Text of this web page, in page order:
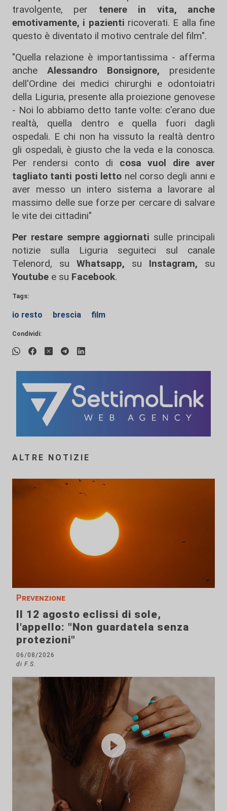
travolgente, per tenere in vita, anche
emotivamente, i pazienti ricoverati. E alla fine
questo è diventato il motivo centrale del film".
"Quella relazione è importantissima - afferma
anche Alessandro Bonsignore, presidente
dell'Ordine dei medici chirurghi e odontoiatri
della Liguria, presente alla proiezione genovese
- Noi lo abbiamo detto tante volte: c'erano due
realtà, quella dentro e quella fuori dagli
ospedali. E chi non ha vissuto la realtà dentro
gli ospedali, è giusto che la veda e la conosca.
Per rendersi conto di cosa vuol dire aver
tagliato tanti posti letto nel corso degli anni e
aver messo un intero sistema a lavorare al
massimo delle sue forze per cercare di salvare
le vite dei cittadini"
Per restare sempre aggiornati sulle principali
notizie sulla Liguria seguiteci sul canale
Telenord, su
Whatsapp, su Instagram, su
Youtube e su Facebook.
Tags:
io resto brescia film
Condividi:
ALTRE NOTIZIE
Prevenzione
Il 12 agosto eclissi di sole,
l'appello: "Non guardatela senza
protezioni"
06/08/2026
di F.S.